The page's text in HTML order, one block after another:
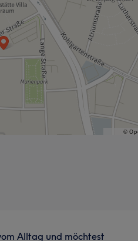
Alltag und möchtest